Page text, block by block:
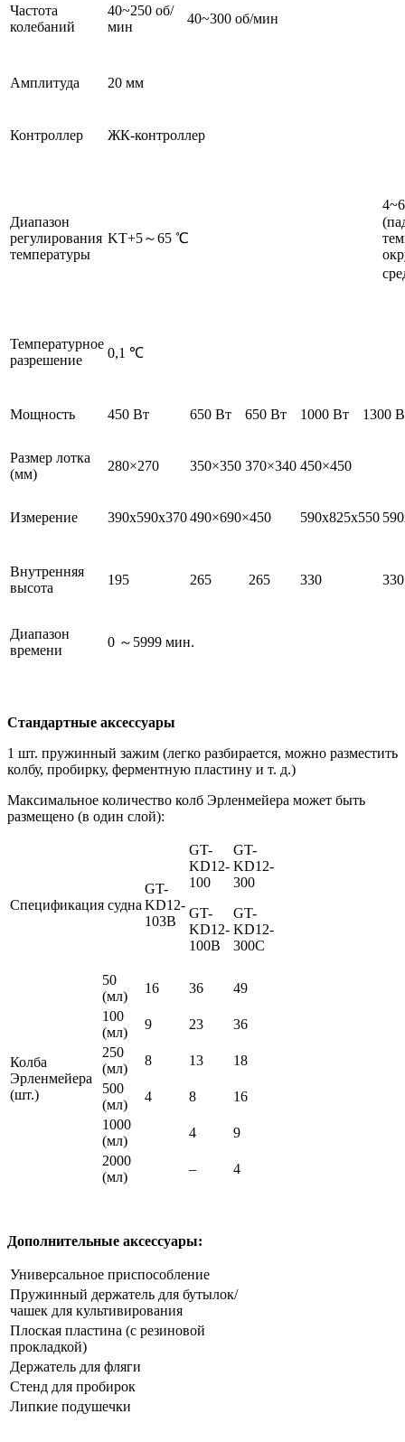
Частота
колебаний
40~250 об/
мин
40~300 об/мин
Амплитуда 20 мм
Контроллер ЖК-контроллер
Диапазон
регулирования
температуры
KT+5～65 ℃
Температурное
разрешение
0,1 ℃
Мощность 450 Вт 650 Вт 650 Вт 1000 Вт 1300
Размер лотка
(мм)
280×270 350×350 370×340 450×450
Измерение 390x590x370490×690×450 590x825x550
Внутренняя
высота
195 265 265 330 330
Диапазон
времени
0 ～5999 мин.
Стандартные аксессуары
1 шт. пружинный зажим (легко разбирается, можно разместить
колбу, пробирку, ферментную пластину и т. д.)
Максимальное количество колб Эрленмейера может быть
размещено (в один слой):
Спецификация судна
GT-
KD12-
103B
GT-
KD12-
100
GT-
KD12-
100B
GT-
KD12-
300
GT-
KD12-
300С
Колба
Эрленмейера
(шт.)
50
(мл)
16 36
49
100
(мл)
9 23
36
250
(мл)
8 13
18
500
(мл)
4 8
16
1000
(мл)
4
9
2000
(мл)
– 4
Дополнительные аксессуары:
Универсальное приспособление
Пружинный держатель для бутылок/
чашек для культивирования
Плоская пластина (с резиновой
прокладкой)
Держатель для фляги
Стенд для пробирок
Липкие подушечки